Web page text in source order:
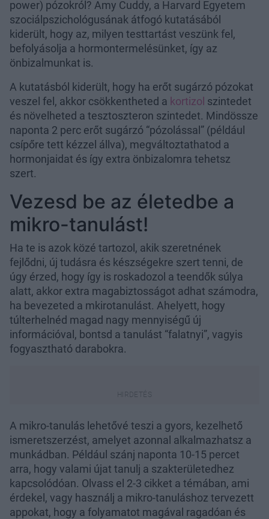
power) pózokról? Amy Cuddy, a Harvard Egyetem
szociálpszichológusának átfogó kutatásából
kiderült, hogy az, milyen testtartást veszünk fel,
befolyásolja a hormontermelésünket, így az
önbizalmunkat is.
A kutatásból kiderült, hogy ha erőt sugárzó pózokat
veszel fel, akkor csökkentheted a kortizol szintedet
és növelheted a tesztoszteron szintedet. Mindössze
naponta 2 perc erőt sugárzó “pózolással” (például
csípőre tett kézzel állva), megváltoztathatod a
hormonjaidat és így extra önbizalomra tehetsz
szert.
Vezesd be az életedbe a
mikro-tanulást!
Ha te is azok közé tartozol, akik szeretnének
fejlődni, új tudásra és készségekre szert tenni, de
úgy érzed, hogy így is roskadozol a teendők súlya
alatt, akkor extra magabiztosságot adhat számodra,
ha bevezeted a mkirotanulást. Ahelyett, hogy
túlterhelnéd magad nagy mennyiségű új
információval, bontsd a tanulást “falatnyi”, vagyis
fogyasztható darabokra.
A mikro-tanulás lehetővé teszi a gyors, kezelhető
ismeretszerzést, amelyet azonnal alkalmazhatsz a
munkádban. Például szánj naponta 10-15 percet
arra, hogy valami újat tanulj a szakterületedhez
kapcsolódóan. Olvass el 2-3 cikket a témában, ami
érdekel, vagy használj a mikro-tanuláshoz tervezett
appokat, hogy a folyamatot magával ragadóan és